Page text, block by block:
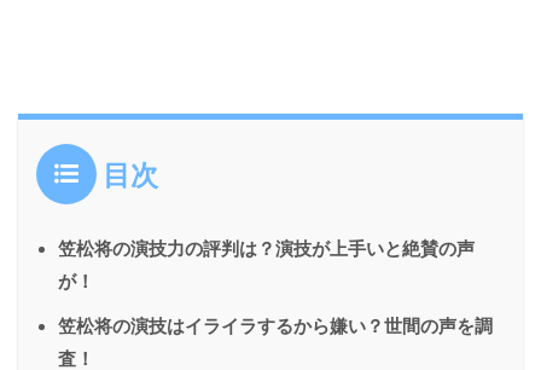
目次
笠松将の演技力の評判は？演技が上手いと絶賛の声
が！
笠松将の演技はイライラするから嫌い？世間の声を調
査！